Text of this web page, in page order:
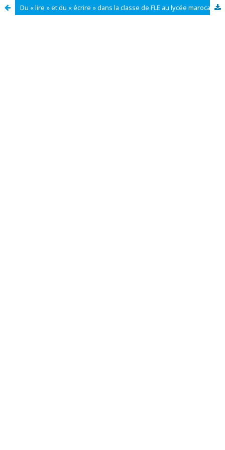
Du « lire » et du « écrire » dans la classe de FLE au lycée marocain : cas du pastiche scriptural inventif à partir du conte voltairien, Candide ou l’optimisme